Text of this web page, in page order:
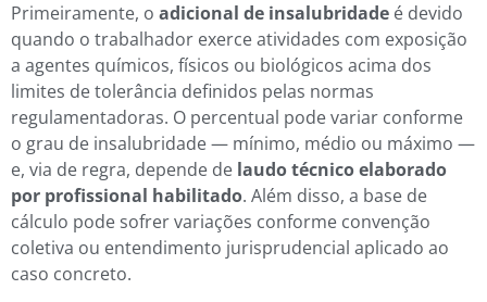
Primeiramente, o adicional de insalubridade é devido
quando o trabalhador exerce atividades com exposição
a agentes químicos, físicos ou biológicos acima dos
limites de tolerância definidos pelas normas
regulamentadoras. O percentual pode variar conforme
o grau de insalubridade — mínimo, médio ou máximo —
e, via de regra, depende de laudo técnico elaborado
por profissional habilitado. Além disso, a base de
cálculo pode sofrer variações conforme convenção
coletiva ou entendimento jurisprudencial aplicado ao
caso concreto.